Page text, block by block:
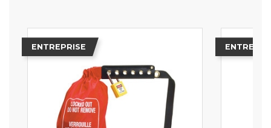
ENTREPRISE